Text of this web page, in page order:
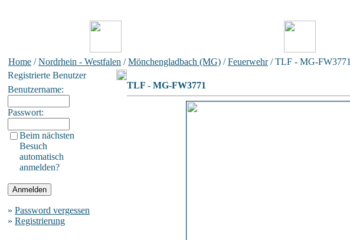
Home /Nordrhein - Westfalen /Mönchengladbach (MG) /Feuerwehr/ TLF - MG-FW3771
Registrierte Benutzer
Benutzername:
Passwort:
Beim nächsten
Besuch
automatisch
anmelden?
» Password vergessen
» Registrierung
TLF - MG-FW3771